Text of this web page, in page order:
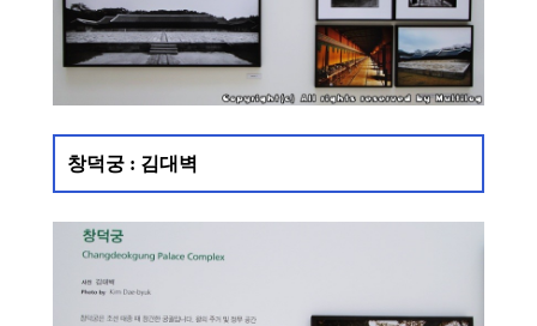
창덕궁 : 김대벽